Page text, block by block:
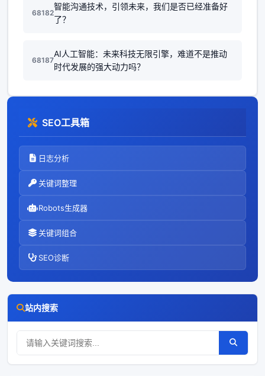
68182
智能沟通技术，引领未来，我们是否已经准备好
了？
68187
AI人工智能：未来科技无限引擎，难道不是推动
时代发展的强大动力吗？
SEO工具箱
日志分析
关键词整理
Robots生成器
关键词组合
SEO诊断
站内搜索